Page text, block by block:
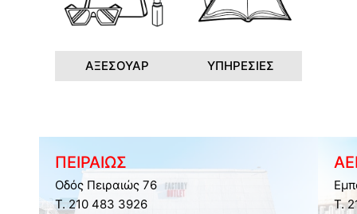
ΑΞΕΣΟΥΑΡ ΥΠΗΡΕΣΙΕΣ
ΠΕΙΡΑΙΩΣ
Οδός Πειραιώς 76
Τ. 210 483 3926
Τ.